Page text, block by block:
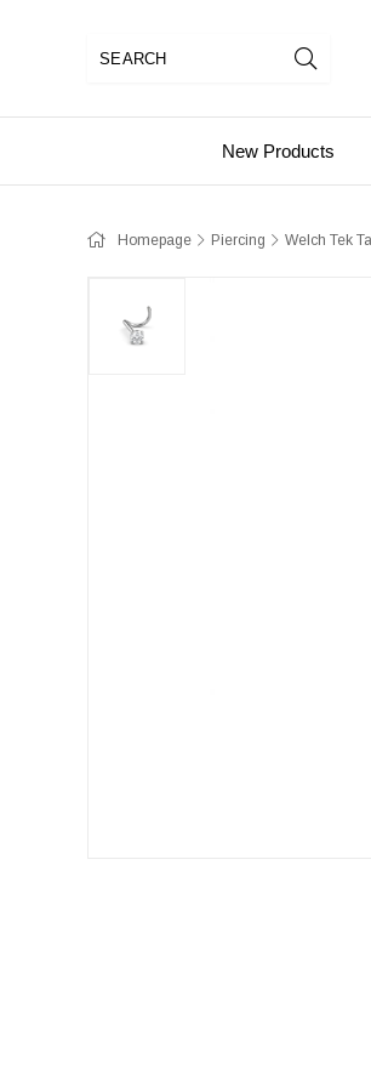
New Products
Homepage Piercing Welch Tek